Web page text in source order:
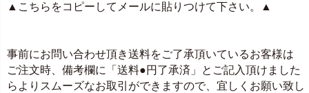
▲こちらをコピーしてメールに貼りつけて下さい。▲
事前にお問い合わせ頂き送料をご了承頂いているお客様は
ご注文時、備考欄に「送料●円了承済」とご記入頂けました
らよりスムーズなお取引ができますので、宜しくお願い致し